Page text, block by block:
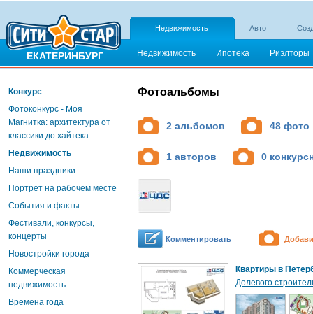
ЕКАТЕРИНБУРГ
Недвижимость Авто
Недвижимость Ипотека Риэлторы
Конкурс
Фотоконкурс - Моя
Магнитка: архитектура от
классики до хайтека
Недвижимость
Наши праздники
Портрет на рабочем месте
События и факты
Фестивали, конкурсы,
концерты
Новостройки города
Коммерческая
недвижимость
Времена года
Фотоальбомы
2 альбомов 48 фото
1 авторов 0
Комментировать
Квартиры в
Долевого